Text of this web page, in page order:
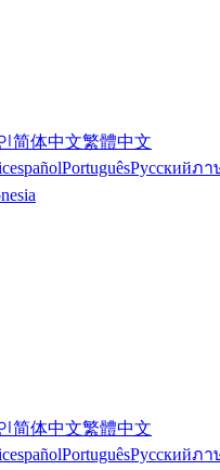
简体中文繁體中文
españolPortuguêsРусскийภา
简体中文繁體中文
españolPortuguêsРусскийภา